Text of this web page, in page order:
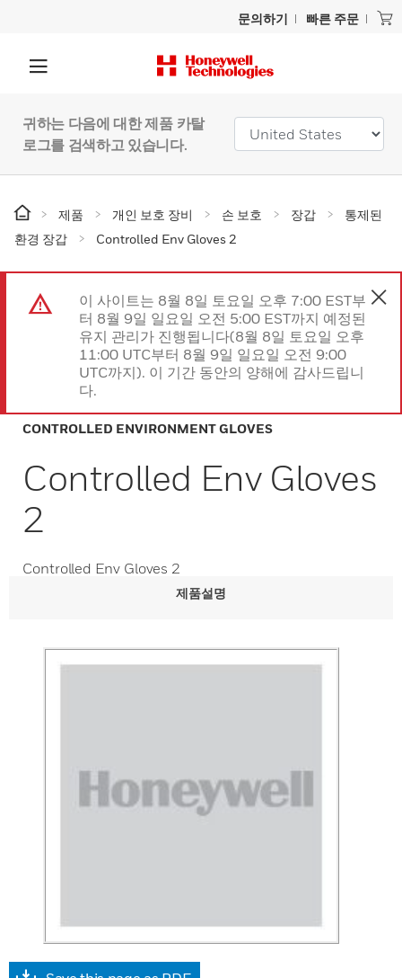
문의하기 빠른 주문
귀하는 다음에 대한 제품 카탈
로그를 검색하고 있습니다.
제품 개인 보호 장비 손 보호 장갑
통제된
환경 장갑
Controlled Env Gloves 2
이 사이트는 8월 8일 토요일 오후 7:00 EST부
터 8월 9일 일요일 오전 5:00 EST까지 예정된
유지 관리가 진행됩니다(8월 8일 토요일 오후
11:00 UTC부터 8월 9일 일요일 오전 9:00
UTC까지). 이 기간 동안의 양해에 감사드립니
다.
CONTROLLED ENVIRONMENT GLOVES
Controlled Env Gloves
2
Controlled Env Gloves 2
제품설명